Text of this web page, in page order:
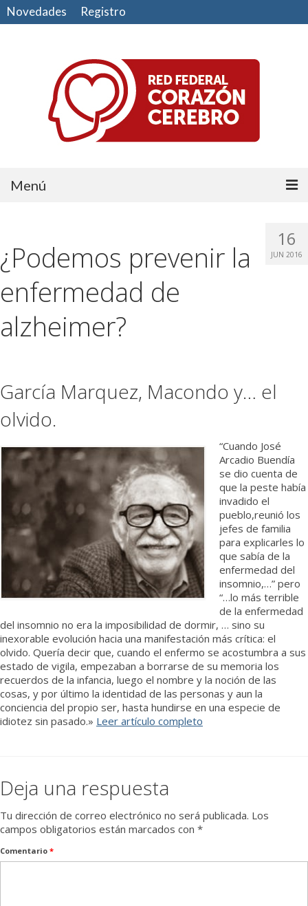
Novedades Registro
Menú
CUIDE SU CORAZÓN
CUIDE SU CEREBRO
Médicos
16
JUN 2016
¿Podemos prevenir la
enfermedad de
alzheimer?
García Marquez, Macondo y… el
olvido.
“Cuando José
Arcadio Buendía
se dio cuenta de
que la peste había
invadido el
pueblo,reunió los
jefes de familia
para explicarles lo
que sabía de la
enfermedad del
insomnio,…” pero
“…lo más terrible
de la enfermedad
del insomnio no era la imposibilidad de dormir, … sino su
inexorable evolución hacia una manifestación más crítica: el
olvido. Quería decir que, cuando el enfermo se acostumbra a sus
estado de vigila, empezaban a borrarse de su memoria los
recuerdos de la infancia, luego el nombre y la noción de las
cosas, y por último la identidad de las personas y aun la
conciencia del propio ser, hasta hundirse en una especie de
idiotez sin pasado.» Leer artículo completo
Deja una respuesta
Tu dirección de correo electrónico no será publicada. Los
campos obligatorios están marcados con *
Comentario *